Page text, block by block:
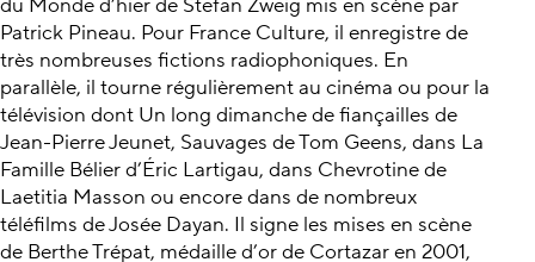
du Monde d’hier de Stefan Zweig mis en scène par
Patrick Pineau. Pour France Culture, il enregistre de
très nombreuses fictions radiophoniques. En
parallèle, il tourne régulièrement au cinéma ou pour la
télévision dont Un long dimanche de fiançailles de
Jean-Pierre Jeunet, Sauvages de Tom Geens, dans La
Famille Bélier d’Éric Lartigau, dans Chevrotine de
Laetitia Masson ou encore dans de nombreux
téléfilms de Josée Dayan. Il signe les mises en scène
de Berthe Trépat, médaille d’or de Cortazar en 2001,